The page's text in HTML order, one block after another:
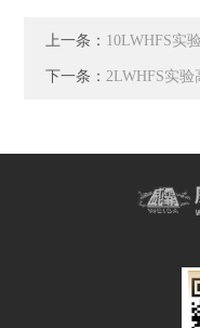
上一条： 10LWHFS实
下一条： 2LWHFS实